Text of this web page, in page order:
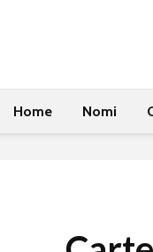
Home Nomi